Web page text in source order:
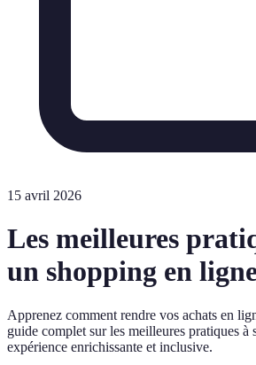
15 avril 2026
Les meilleures
un shopping en
Apprenez comment rendre vos achats en
guide complet sur les meilleures pratiques à
expérience enrichissante et inclusive.